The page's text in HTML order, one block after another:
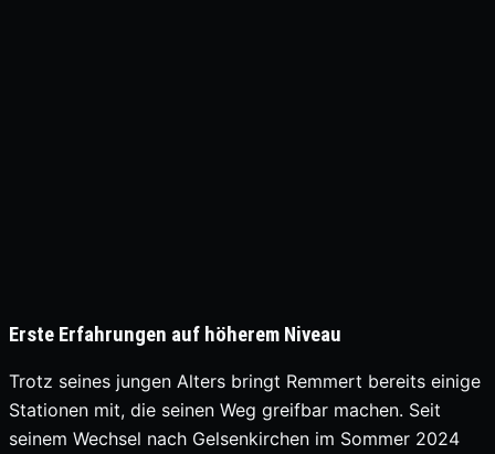
Erste Erfahrungen auf höherem Niveau
Trotz seines jungen Alters bringt Remmert bereits einige
Stationen mit, die seinen Weg greifbar machen. Seit
seinem Wechsel nach Gelsenkirchen im Sommer 2024